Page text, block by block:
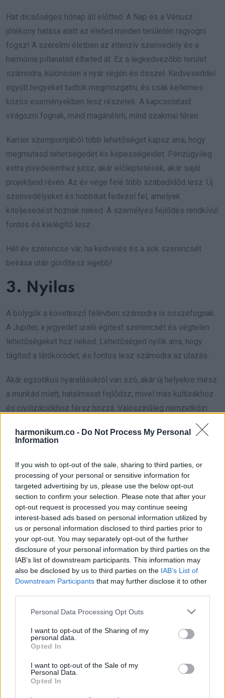
harmonikum.co - Do Not Process My Personal
Information
If you wish to opt-out of the sale, sharing to third parties, or
processing of your personal or sensitive information for
targeted advertising by us, please use the below opt-out
section to confirm your selection. Please note that after your
opt-out request is processed you may continue seeing
interest-based ads based on personal information utilized by
us or personal information disclosed to third parties prior to
your opt-out. You may separately opt-out of the further
disclosure of your personal information by third parties on the
IAB’s list of downstream participants. This information may
also be disclosed by us to third parties on the IAB’s List of
Downstream Participants that may further disclose it to other
Please note that this website/app uses one or more Google
not limited to your visit or usage behaviour. You may click to
grant or deny consent to Google and its third-party tags to
use your data for below specified purposes in below Google
consent section.
Personal Data Processing Opt Outs
I want to opt-out of the Sharing of my
personal data.
Opted In
I want to opt-out of the Sale of my
Personal Data.
Opted In
Hat dicsőséges hónap áll előtted. A Nap és a Vénusz
jótékony hatása alatt az életed minden területén ragyogni
fogsz! A szerelmi életben az intenzív szenvedély és a
harmónia pillanatait élheted át. Ez a legkedvezőbb terület
számodra, különösen a nyár végén és ősszel. Kedveseddel
együtt hegyeket tudtok megmozgatni, és csak kellemes
közös eseményekben lesz részetek. A kapcsolataid
virágozni fognak, mind magánéleti, mind szakmai téren.
Karrier szempontjából több lehetőséget kapsz arra, hogy
megmutasd tehetségedet és képességeidet. Pénzügyileg
extra jövedelemhez jutsz, akár előléptetések, akár saját
projektjeid révén. Az év vége felé több szabadidőd lesz. Új
szenvedélyeket és hobbikat fedezel fel, amelyek
kiteljesedést hoznak neked. A személyes fejlődés rendkívül
fontos és kielégítő lesz.
Hét év szerencse vár, ha kedvelés és a sok szerencsét
beírása után gördítesz lejjebb!
3. Nyilas
A bolygók a következő félévben számodra is összefognak.
A Jupiter, a jegyedet uraló égitest szerencsét és végtelen
lehetőségeket hoz neked. Lehetőséged nyílik arra, hogy
tágítsd a látókörödet, és fontos lesz számodra az utazás.
Akár egzotikus nyaralásokról van szó, akár új helyekre mész
a munkád miatt, hatalmasat fejlődsz, mivel más kultúrákhoz
és civilizációkhoz férsz hozzá. Valószínűleg nemzetközi
kapcsolataidat.
Olyan emberekkel fogsz találkozni, akik megváltoztatják a
szemléletedet, és új irányt adnak az életednek. Készülj fel a
romantikus kalandokra, és fedezd fel a benned rejlő
szenvedélyt, aminek hatására nem félsz majd elengedni
magad. Pénzügyileg jelentős jövedelmek és új bevételi
források várnak rád. Virágzó időszak vár rád a pénzügyek
terén, több lehetőséget kapsz, mint valaha!
Hét év szerencse vár, ha kedvelés és a sok szerencsét
beírása után gördítesz lejjebb!